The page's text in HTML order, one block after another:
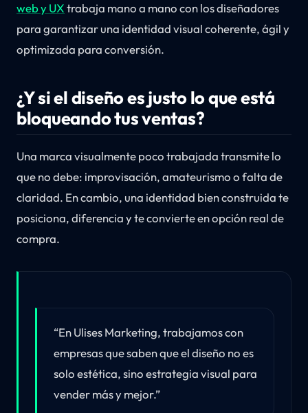
web y UXtrabaja mano a mano con los diseñadores
para garantizar una identidad visual coherente, ágil y
optimizada para conversión.
¿Y si el diseño es justo lo que está
bloqueando tus ventas?
Una marca visualmente poco trabajada transmite lo
que no debe: improvisación, amateurismo o falta de
claridad. En cambio, una identidad bien construida te
posiciona, diferencia y te convierte en opción real de
compra.
“En Ulises Marketing, trabajamos con
empresas que saben que el diseño no es
solo estética, sino estrategia visual para
vender más y mejor.”